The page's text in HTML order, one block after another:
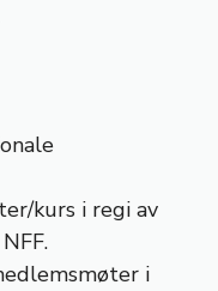
kurs i regi av
i